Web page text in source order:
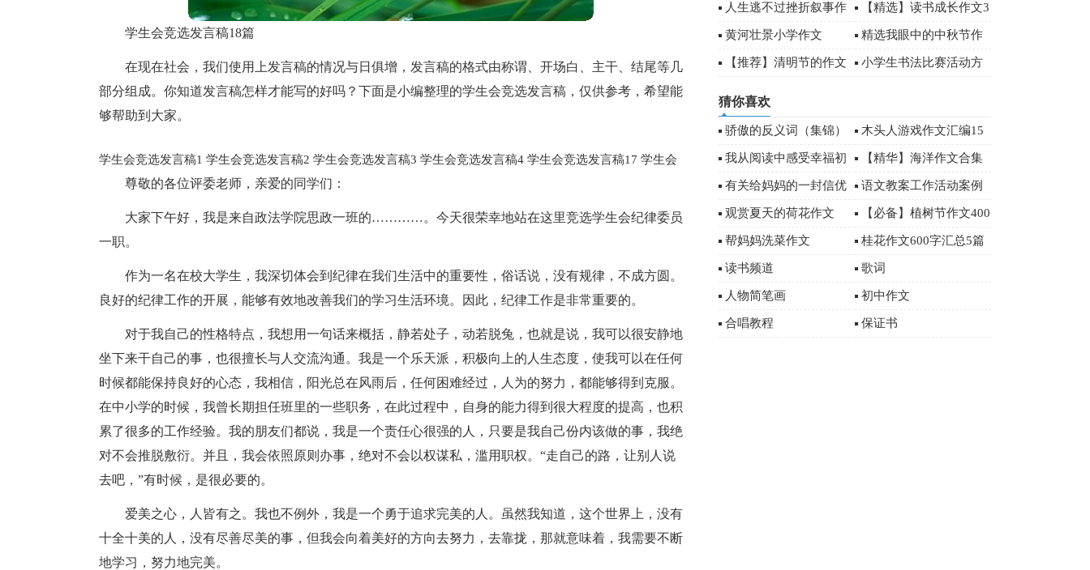
学生会竞选发言稿18篇
在现在社会，我们使用上发言稿的情况与日俱增，发言稿的格式由称谓、开场白、主干、结尾等几
部分组成。你知道发言稿怎样才能写的好吗？下面是小编整理的学生会竞选发言稿，仅供参考，希望能
够帮助到大家。
学生会竞选发言稿1
尊敬的各位评委老师，亲爱的同学们：
大家下午好，我是来自政法学院思政一班的…………。今天很荣幸地站在这里竞选学生会纪律委员
一职。
作为一名在校大学生，我深切体会到纪律在我们生活中的重要性，俗话说，没有规律，不成方圆。
良好的纪律工作的开展，能够有效地改善我们的学习生活环境。因此，纪律工作是非常重要的。
对于我自己的性格特点，我想用一句话来概括，静若处子，动若脱兔，也就是说，我可以很安静地
坐下来干自己的事，也很擅长与人交流沟通。我是一个乐天派，积极向上的人生态度，使我可以在任何
时候都能保持良好的心态，我相信，阳光总在风雨后，任何困难经过，人为的努力，都能够得到克服。
在中小学的时候，我曾长期担任班里的一些职务，在此过程中，自身的能力得到很大程度的提高，也积
累了很多的工作经验。我的朋友们都说，我是一个责任心很强的人，只要是我自己份内该做的事，我绝
对不会推脱敷衍。并且，我会依照原则办事，绝对不会以权谋私，滥用职权。“走自己的路，让别人说
去吧，”有时候，是很必要的。
爱美之心，人皆有之。我也不例外，我是一个勇于追求完美的人。虽然我知道，这个世界上，没有
十全十美的人，没有尽善尽美的事，但我会向着美好的方向去努力，去靠拢，那就意味着，我需要不断
地学习，努力地完美。
学生会竞选发言稿2 学生会竞选发言稿3 学生会竞选发言稿4 学生会竞选发言稿17 学生会
作文三篇
人生逃不过挫折叙事作
文
【精选】读书成长作文3
篇
黄河壮景小学作文 精选我眼中的中秋节作
文三篇
【推荐】清明节的作文 小学生书法比赛活动方
猜你喜欢
骄傲的反义词（集锦） 木头人游戏作文汇编15
篇
我从阅读中感受幸福初
三作文3篇
【精华】海洋作文合集
十篇
有关给妈妈的一封信优
秀作文合集七篇
语文教案工作活动案例
观赏夏天的荷花作文 【必备】植树节作文400
字汇编5篇
帮妈妈洗菜作文 桂花作文600字汇总5篇
读书频道 歌词
人物简笔画 初中作文
合唱教程 保证书